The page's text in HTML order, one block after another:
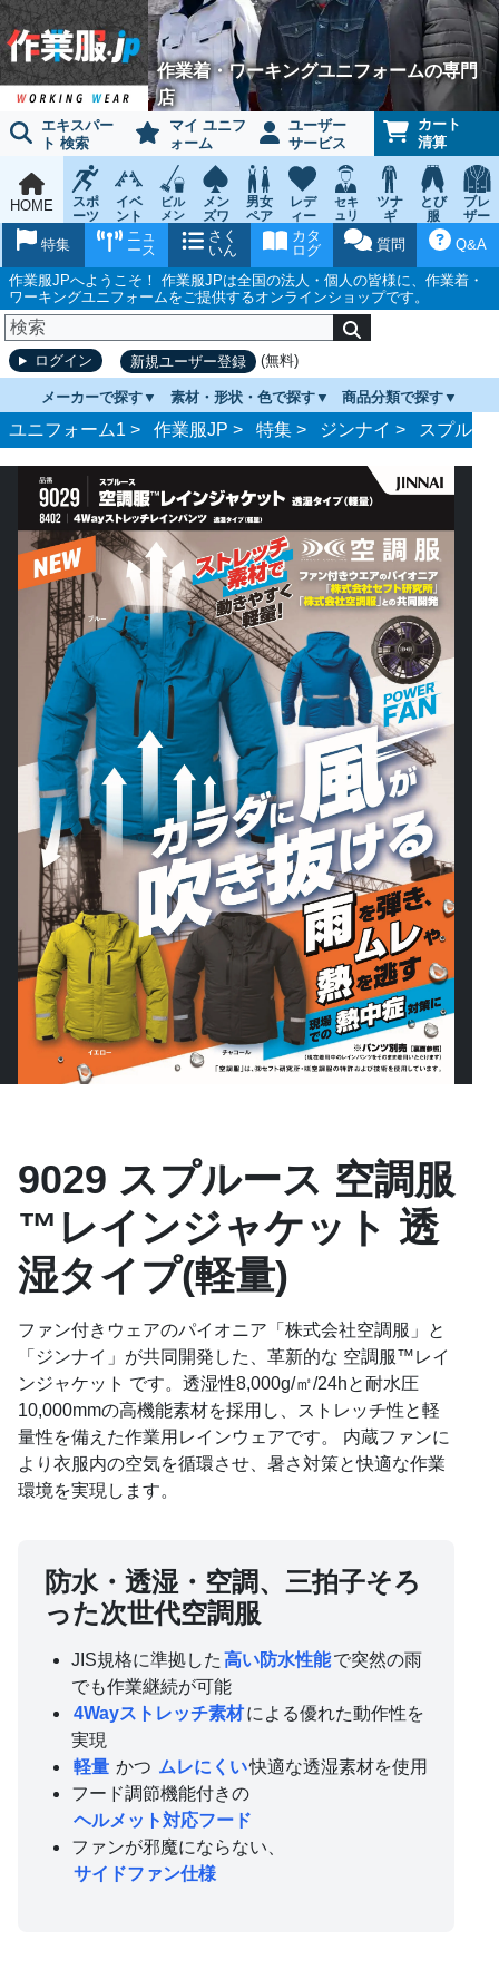
作業着・ワーキングユニフォームの専門
店
エキスパー
ト 検索
マイ ユニフ
ォーム
ユーザー
サービス
カート
清算
HOME
スポ
ーツ
ウェ
イベ
ント
チー
ム
ビル
メン
ンス
メン
ズワ
ーキ
ング
男女
ペア
レデ
ィー
ス
ワー
キン
グ
セキ
ュリ
ティ
ウェ
ツナ
ギ
とび
服
鳶作
業用
ブレ
ザー
ツ
Q&A
質問
カタ
ログ
さく
いん
ニュ
ース
特集
作業服JPへようこそ！ 作業服JPは全国の法人・個人の皆様に、作業着・
ワーキングユニフォームをご提供するオンラインショップです。
ログイン 新規ユーザー登録 (無料)
メーカーで探す 素材・形状・色で探す 商品分類で探す
ユニフォーム1 > 作業服JP > 特集 > ジンナイ > スプル
9029 スプルース 空調服
™レインジャケット 透
湿タイプ(軽量)
ファン付きウェアのパイオニア「株式会社空調服」と
「ジンナイ」が共同開発した、革新的な 空調服™レイ
ンジャケット です。透湿性8,000g/㎡/24hと耐水圧
10,000mmの高機能素材を採用し、ストレッチ性と軽
量性を備えた作業用レインウェアです。 内蔵ファンに
より衣服内の空気を循環させ、暑さ対策と快適な作業
環境を実現します。
防水・透湿・空調、三拍子そろ
った次世代空調服
JIS規格に準拠した 高い防水性能で突然の雨
でも作業継続が可能
4Wayストレッチ素材による優れた動作性を
実現
軽量 かつ ムレにくい快適な透湿素材を使用
フード調節機能付きの
ヘルメット対応フード
ファンが邪魔にならない、
サイドファン仕様